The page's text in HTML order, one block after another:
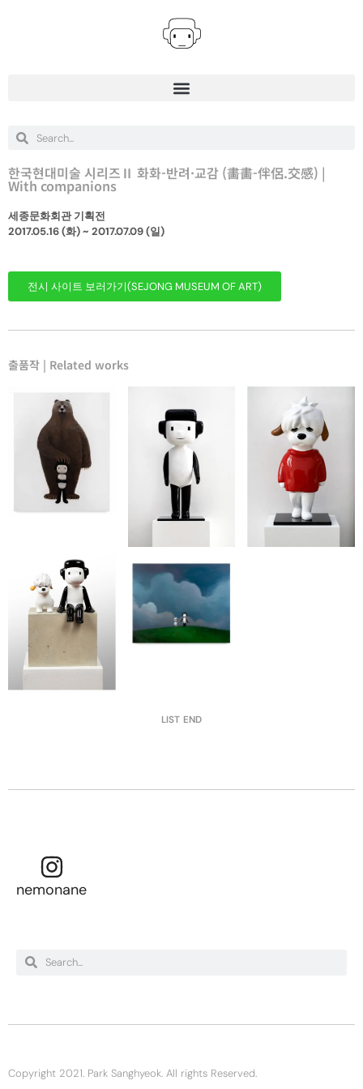
한국현대미술 시리즈Ⅱ 화화-반려·교감 (畵畵-伴侶.交感) |
With companions
세종문화회관 기획전
2017.05.16 (화) ~ 2017.07.09 (일)
전시 사이트 보러가기(SEJONG MUSEUM OF ART)
출품작 | Related works
LIST END
nemonane
Copyright 2021. Park Sanghyeok. All rights Reserved.